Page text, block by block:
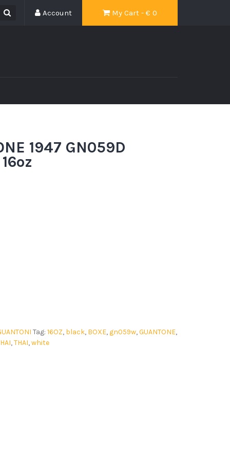
My Cart - € 0
Account
1947 GN059D
Tag: 16OZ, black, BOXE, gn059w,GUANTONE,
,THAI,white